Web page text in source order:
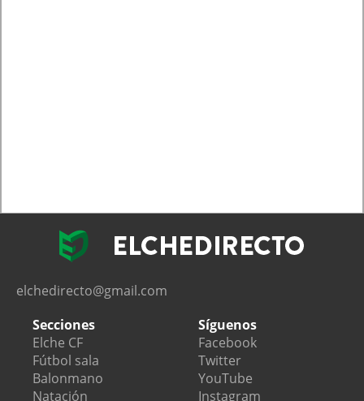
elchedirecto@gmail.com
Secciones
Elche CF
Fútbol sala
Balonmano
Natación
Síguenos
Facebook
Twitter
YouTube
Instagram